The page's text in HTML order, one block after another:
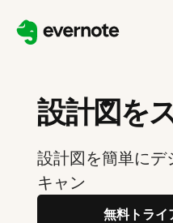
設計図を
設計図を簡単にデ
キャン
無料トライ